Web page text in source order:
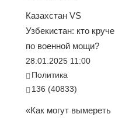
Казахстан VS
Узбекистан: кто круче
по военной мощи?
28.01.2025 11:00
Политика
136 (40833)
«Как могут вымереть